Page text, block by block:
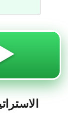
🔥